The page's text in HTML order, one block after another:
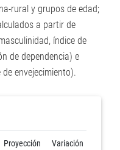
rural y grupos de edad;
a partir de
índice de
de dependencia) e
envejecimiento).
Proyección
Variación